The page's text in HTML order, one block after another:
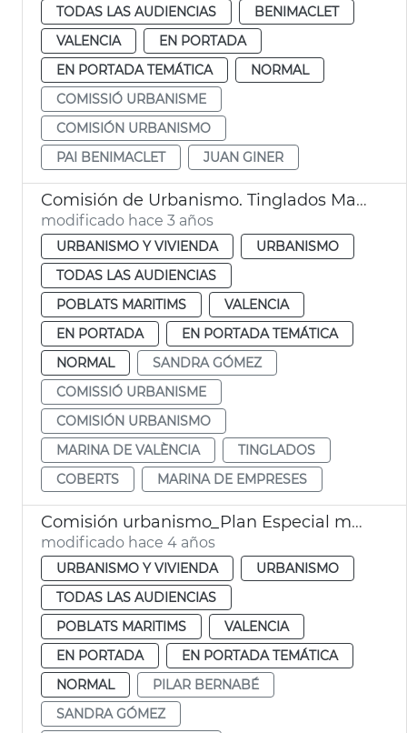
TODAS LAS AUDIENCIAS
BENIMACLET
VALENCIA
EN PORTADA
EN PORTADA TEMÁTICA
NORMAL
COMISSIÓ URBANISME
COMISIÓN URBANISMO
PAI BENIMACLET
JUAN GINER
Comisión de Urbanismo. Tinglados Marina
modificado hace 3 años
URBANISMO Y VIVIENDA
URBANISMO
TODAS LAS AUDIENCIAS
POBLATS MARITIMS
VALENCIA
EN PORTADA
EN PORTADA TEMÁTICA
NORMAL
SANDRA GÓMEZ
COMISSIÓ URBANISME
COMISIÓN URBANISMO
MARINA DE VALÈNCIA
TINGLADOS
COBERTS
MARINA DE EMPRESES
Comisión urbanismo_Plan Especial moreres cocoters natzaret
modificado hace 4 años
URBANISMO Y VIVIENDA
URBANISMO
TODAS LAS AUDIENCIAS
POBLATS MARITIMS
VALENCIA
EN PORTADA
EN PORTADA TEMÁTICA
NORMAL
PILAR BERNABÉ
SANDRA GÓMEZ